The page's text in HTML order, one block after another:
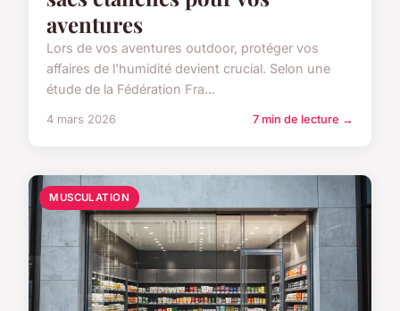
aventures
Lors de vos aventures outdoor, protéger vos
affaires de l'humidité devient crucial. Selon une
étude de la Fédération Fra...
4 mars 2026 7 min de lecture →
MUSCULATION